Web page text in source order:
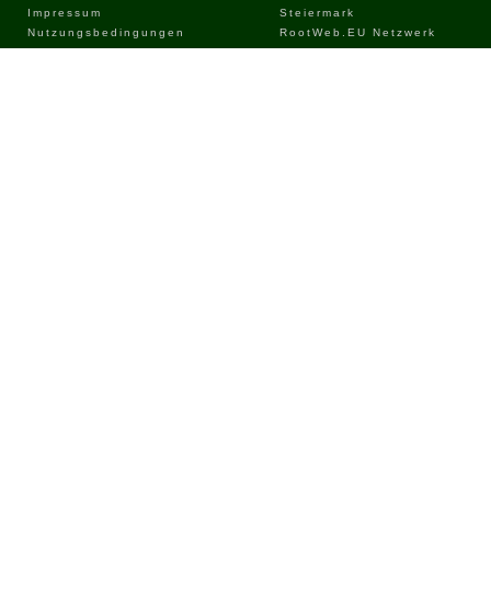
Impressum
Nutzungsbedingungen
Steiermark
RootWeb.EU Netzwerk